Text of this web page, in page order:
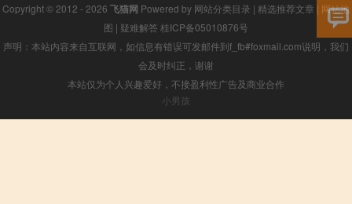
Copyright © 2012 - 2026 飞猫网 Powered by 网站分类目录 | 精选推荐文章 | 网站地
图 | 疑难解答 桂ICP备05010876号
声明：本站内容来自互联网，如信息有错误可发邮件到f_fb#foxmail.com说明，我们
会及时纠正，谢谢
本站仅为个人兴趣爱好，不接盈利性广告及商业合作
小男孩